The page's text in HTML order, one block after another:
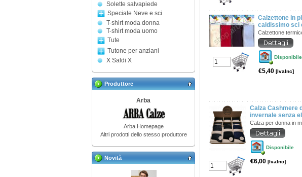
Solette salvapiede
Speciale Neve e sci
T-shirt moda donna
T-shirt moda uomo
Tute
Tutone per anziani
X Saldi X
Produttore
Arba
Arba Homepage
Altri prodotti dello stesso produttore
Novità
Calzettone in
caldissimo sci
Calzettone
Disponibile
€5,40 [IvaInc]
Calza Cashmere
invernale senza
Calza per donna in
Disponibile
€6,00 [IvaInc]